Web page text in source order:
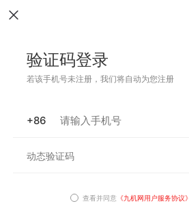
验证码登录
若该手机号未注册，我们将自动为您注册
+86
查看并同意 《九机网用户服务协议》